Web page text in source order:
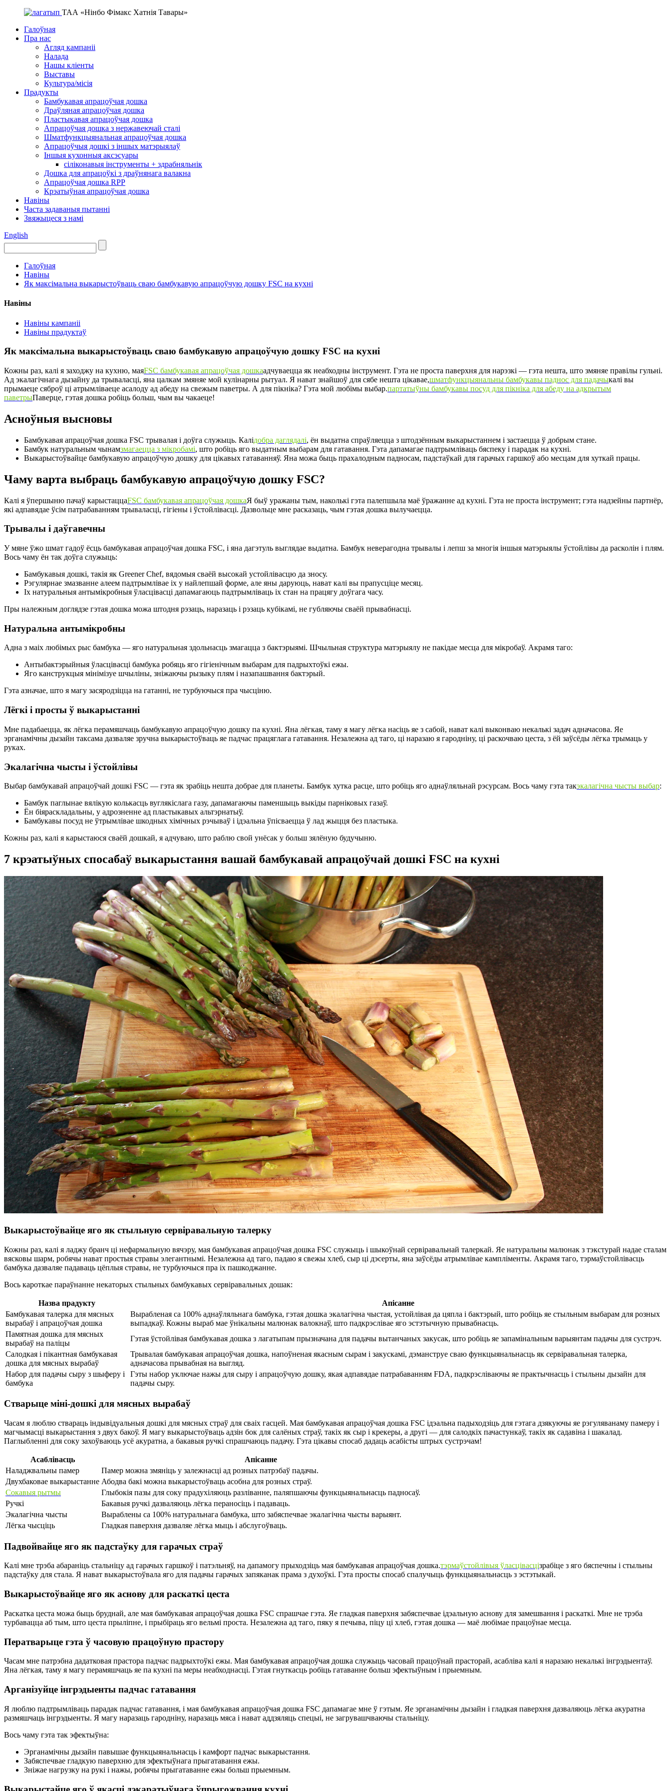
ТАА «Нінбо Фімакс Хатнія Тавары»
Галоўная
Пра нас
Агляд кампаніі
Налада
Нашы кліенты
Выставы
Культура/місія
Прадукты
Бамбукавая апрацоўчая дошка
Драўляная апрацоўчая дошка
Пластыкавая апрацоўчая дошка
Апрацоўчая дошка з нержавеючай сталі
Шматфункцыянальная апрацоўчая дошка
Апрацоўчыя дошкі з іншых матэрыялаў
Іншыя кухонныя аксэсуары
сіліконавыя інструменты + здрабняльнік
Дошка для апрацоўкі з драўнянага валакна
Апрацоўчая дошка RPP
Крэатыўная апрацоўчая дошка
Навіны
Часта задаваныя пытанні
Звяжыцеся з намі
English
Галоўная
Навіны
Як максімальна выкарыстоўваць сваю бамбукавую апрацоўчую дошку FSC на кухні
Навіны
Навіны кампаніі
Навіны прадуктаў
Як максімальна выкарыстоўваць сваю бамбукавую апрацоўчую дошку FSC на кухні
Кожны раз, калі я заходжу на кухню, маяFSC бамбукавая апрацоўчая дошкаадчуваецца як неабходны інструмент. Гэта не проста паверхня для нарэзкі — гэта нешта, што змяняе правілы гульні.
Ад экалагічнага дызайну да трываласці, яна цалкам змяняе мой кулінарны рытуал. Я нават знайшоў для сябе нешта цікавае,шматфункцыянальны бамбукавы паднос для падачыкалі вы
прымаеце сяброў ці атрымліваеце асалоду ад абеду на свежым паветры. А для пікніка? Гэта мой любімы выбар.партатыўны бамбукавы посуд для пікніка для абеду на адкрытым
паветрыПаверце, гэтая дошка робіць больш, чым вы чакаеце!
Асноўныя высновы
Бамбукавая апрацоўчая дошка FSC трывалая і доўга служыць. Калідобра даглядалі, ён выдатна спраўляецца з штодзённым выкарыстаннем і застаецца ў добрым стане.
Бамбук натуральным чынамзмагаецца з мікробамі, што робіць яго выдатным выбарам для гатавання. Гэта дапамагае падтрымліваць бяспеку і парадак на кухні.
Выкарыстоўвайце бамбукавую апрацоўчую дошку для цікавых гатаванняў. Яна можа быць прахалодным падносам, падстаўкай для гарачых гаршкоў або месцам для хуткай працы.
Чаму варта выбраць бамбукавую апрацоўчую дошку FSC?
Калі я ўпершыню пачаў карыстаццаFSC бамбукавая апрацоўчая дошкаЯ быў уражаны тым, наколькі гэта палепшыла маё ўражанне ад кухні. Гэта не проста інструмент; гэта надзейны партнёр,
які адпавядае ўсім патрабаванням трываласці, гігіены і ўстойлівасці. Дазвольце мне расказаць, чым гэтая дошка вылучаецца.
Трывалы і даўгавечны
У мяне ўжо шмат гадоў ёсць бамбукавая апрацоўчая дошка FSC, і яна дагэтуль выглядае выдатна. Бамбук неверагодна трывалы і лепш за многія іншыя матэрыялы ўстойлівы да расколін і плям.
Вось чаму ён так доўга служыць:
Бамбукавыя дошкі, такія як Greener Chef, вядомыя сваёй высокай устойлівасцю да зносу.
Рэгулярнае змазванне алеем падтрымлівае іх у найлепшай форме, але яны даруюць, нават калі вы прапусціце месяц.
Іх натуральныя антымікробныя ўласцівасці дапамагаюць падтрымліваць іх стан на працягу доўгага часу.
Пры належным доглядзе гэтая дошка можа штодня рэзаць, наразаць і рэзаць кубікамі, не губляючы сваёй прывабнасці.
Натуральна антымікробны
Адна з маіх любімых рыс бамбука — яго натуральная здольнасць змагацца з бактэрыямі. Шчыльная структура матэрыялу не пакідае месца для мікробаў. Акрамя таго:
Антыбактэрыйныя ўласцівасці бамбука робяць яго гігіенічным выбарам для падрыхтоўкі ежы.
Яго канструкцыя мінімізуе шчыліны, зніжаючы рызыку плям і назапашвання бактэрый.
Гэта азначае, што я магу засяродзіцца на гатанні, не турбуючыся пра чысціню.
Лёгкі і просты ў выкарыстанні
Мне падабаецца, як лёгка перамяшчаць бамбукавую апрацоўчую дошку па кухні. Яна лёгкая, таму я магу лёгка насіць яе з сабой, нават калі выконваю некалькі задач адначасова. Яе
эрганамічны дызайн таксама дазваляе зручна выкарыстоўваць яе падчас працяглага гатавання. Незалежна ад таго, ці наразаю я гародніну, ці раскочваю цеста, з ёй заўсёды лёгка трымаць у
руках.
Экалагічна чысты і ўстойлівы
Выбар бамбукавай апрацоўчай дошкі FSC — гэта як зрабіць нешта добрае для планеты. Бамбук хутка расце, што робіць яго аднаўляльнай рэсурсам. Вось чаму гэта такэкалагічна чысты выбар:
Бамбук паглынае вялікую колькасць вуглякіслага газу, дапамагаючы паменшыць выкіды парніковых газаў.
Ён біяраскладальны, у адрозненне ад пластыкавых альтэрнатыў.
Бамбукавы посуд не ўтрымлівае шкодных хімічных рэчываў і ідэальна ўпісваецца ў лад жыцця без пластыка.
Кожны раз, калі я карыстаюся сваёй дошкай, я адчуваю, што раблю свой унёсак у больш зялёную будучыню.
7 крэатыўных спосабаў выкарыстання вашай бамбукавай апрацоўчай дошкі FSC на кухні
Выкарыстоўвайце яго як стыльную сервіравальную талерку
Кожны раз, калі я ладжу бранч ці нефармальную вячэру, мая бамбукавая апрацоўчая дошка FSC служыць і шыкоўнай сервіравальнай талеркай. Яе натуральны малюнак з тэкстурай надае сталам
вясковы шарм, робячы нават простыя стравы элегантнымі. Незалежна ад таго, падаю я свежы хлеб, сыр ці дэсерты, яна заўсёды атрымлівае кампліменты. Акрамя таго, тэрмаўстойлівасць
бамбука дазваляе падаваць цёплыя стравы, не турбуючыся пра іх пашкоджанне.
Вось кароткае параўнанне некаторых стыльных бамбукавых сервіравальных дошак:
Назва прадукту
Апісанне
Бамбукавая талерка для мясных
вырабаў і апрацоўчая дошка
Вырабленая са 100% аднаўляльнага бамбука, гэтая дошка экалагічна чыстая, устойлівая да цяпла і бактэрый, што робіць яе стыльным выбарам для розных
выпадкаў. Кожны выраб мае ўнікальны малюнак валокнаў, што падкрэслівае яго эстэтычную прывабнасць.
Памятная дошка для мясных
вырабаў на паліцы
Гэтая ўстойлівая бамбукавая дошка з лагатыпам прызначана для падачы вытанчаных закусак, што робіць яе запамінальным варыянтам падачы для сустрэч.
Салодкая і пікантная бамбукавая
дошка для мясных вырабаў
Трывалая бамбукавая апрацоўчая дошка, напоўненая якасным сырам і закускамі, дэманструе сваю функцыянальнасць як сервіравальная талерка,
адначасова прывабная на выгляд.
Набор для падачы сыру з шыферу і
бамбука
Гэты набор уключае нажы для сыру і апрацоўчую дошку, якая адпавядае патрабаванням FDA, падкрэсліваючы яе практычнасць і стыльны дызайн для
падачы сыру.
Стварыце міні-дошкі для мясных вырабаў
Часам я люблю ствараць індывідуальныя дошкі для мясных страў для сваіх гасцей. Мая бамбукавая апрацоўчая дошка FSC ідэальна падыходзіць для гэтага дзякуючы яе рэгуляванаму памеру і
магчымасці выкарыстання з двух бакоў. Я магу выкарыстоўваць адзін бок для салёных страў, такіх як сыр і крекеры, а другі — для салодкіх пачастункаў, такіх як садавіна і шакалад.
Паглыбленні для соку захоўваюць усё акуратна, а бакавыя ручкі спрашчаюць падачу. Гэта цікавы спосаб дадаць асабісты штрых сустрэчам!
Асаблівасць
Апісанне
Наладжвальны памер
Памер можна змяніць у залежнасці ад розных патрэбаў падачы.
Двухбаковае выкарыстанне Абодва бакі можна выкарыстоўваць асобна для розных страў.
Сокавыя рытмы
Глыбокія пазы для соку прадухіляюць разліванне, паляпшаючы функцыянальнасць падносаў.
Ручкі
Бакавыя ручкі дазваляюць лёгка пераносіць і падаваць.
Экалагічна чысты
Выраблены са 100% натуральнага бамбука, што забяспечвае экалагічна чысты варыянт.
Лёгка чысціць
Гладкая паверхня дазваляе лёгка мыць і абслугоўваць.
Падвойвайце яго як падстаўку для гарачых страў
Калі мне трэба абараніць стальніцу ад гарачых гаршкоў і патэльняў, на дапамогу прыходзіць мая бамбукавая апрацоўчая дошка.тэрмаўстойлівыя ўласцівасцізрабіце з яго бяспечны і стыльны
падстаўку для стала. Я нават выкарыстоўвала яго для падачы гарачых запяканак прама з духоўкі. Гэта просты спосаб спалучыць функцыянальнасць з эстэтыкай.
Выкарыстоўвайце яго як аснову для раскаткі цеста
Раскатка цеста можа быць бруднай, але мая бамбукавая апрацоўчая дошка FSC спрашчае гэта. Яе гладкая паверхня забяспечвае ідэальную аснову для замешвання і раскаткі. Мне не трэба
турбавацца аб тым, што цеста прыліпне, і прыбіраць яго вельмі проста. Незалежна ад таго, пяку я печыва, піцу ці хлеб, гэтая дошка — маё любімае працоўнае месца.
Ператварыце гэта ў часовую працоўную прастору
Часам мне патрэбна дадатковая прастора падчас падрыхтоўкі ежы. Мая бамбукавая апрацоўчая дошка служыць часовай працоўнай прасторай, асабліва калі я наразаю некалькі інгрэдыентаў.
Яна лёгкая, таму я магу перамяшчаць яе па кухні па меры неабходнасці. Гэтая гнуткасць робіць гатаванне больш эфектыўным і прыемным.
Арганізуйце інгрэдыенты падчас гатавання
Я люблю падтрымліваць парадак падчас гатавання, і мая бамбукавая апрацоўчая дошка FSC дапамагае мне ў гэтым. Яе эрганамічны дызайн і гладкая паверхня дазваляюць лёгка акуратна
размяшчаць інгрэдыенты. Я магу наразаць гародніну, наразаць мяса і нават аддзяляць спецыі, не загрувашчваючы стальніцу.
Вось чаму гэта так эфектыўна:
Эрганамічны дызайн павышае функцыянальнасць і камфорт падчас выкарыстання.
Забяспечвае гладкую паверхню для эфектыўнага прыгатавання ежы.
Зніжае нагрузку на рукі і нажы, робячы прыгатаванне ежы больш прыемным.